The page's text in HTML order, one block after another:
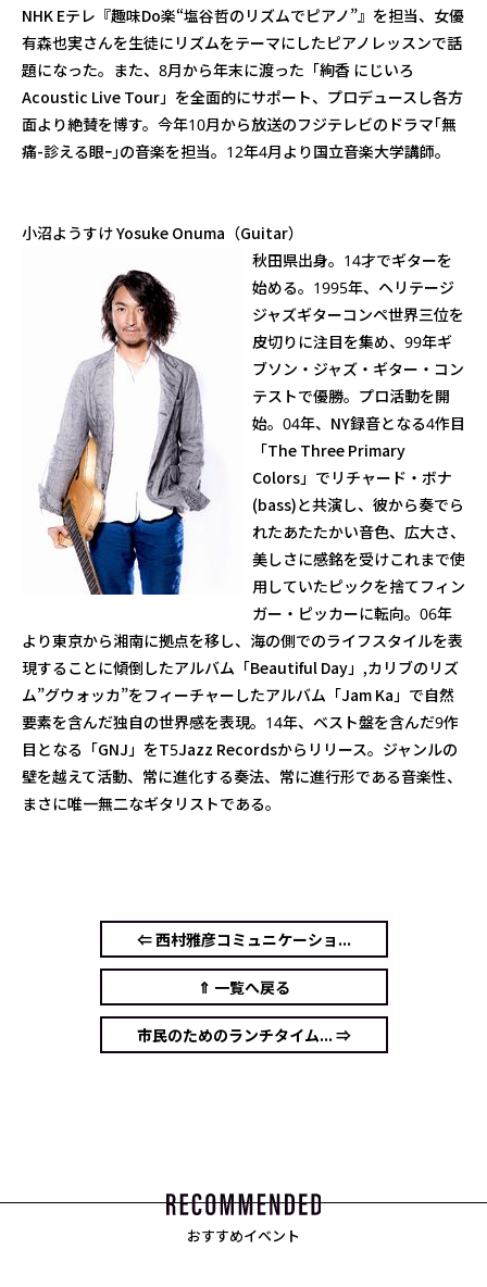
NHK Eテレ『趣味Do楽“塩谷哲のリズムでピアノ”』を担当、女優
有森也実さんを生徒にリズムをテーマにしたピアノレッスンで話
題になった。また、8月から年末に渡った「絢香 にじいろ
Acoustic Live Tour」を全面的にサポート、プロデュースし各方
面より絶賛を博す。今年10月から放送のフジテレビのドラマ｢無
痛-診える眼ｰ｣の音楽を担当。12年4月より国立音楽大学講師。
小沼ようすけ Yosuke Onuma（Guitar）
秋田県出身。14才でギターを
始める。1995年、ヘリテージ
ジャズギターコンペ世界三位を
皮切りに注目を集め、99年ギ
ブソン・ジャズ・ギター・コン
テストで優勝。プロ活動を開
始。04年、NY録音となる4作目
「The Three Primary
Colors」でリチャード・ボナ
(bass)と共演し、彼から奏でら
れたあたたかい音色、広大さ、
美しさに感銘を受けこれまで使
用していたピックを捨てフィン
ガー・ピッカーに転向。06年
より東京から湘南に拠点を移し、海の側でのライフスタイルを表
現することに傾倒したアルバム「Beautiful Day」,カリブのリズ
ム”グウォッカ”をフィーチャーしたアルバム「Jam Ka」で自然
要素を含んだ独自の世界感を表現。14年、ベスト盤を含んだ9作
目となる「GNJ」をT5Jazz Recordsからリリース。ジャンルの
壁を越えて活動、常に進化する奏法、常に進行形である音楽性、
まさに唯一無二なギタリストである。
⇐ 西村雅彦コミュニケーショ...
⇑ 一覧へ戻る
市民のためのランチタイム... ⇒
おすすめイベント